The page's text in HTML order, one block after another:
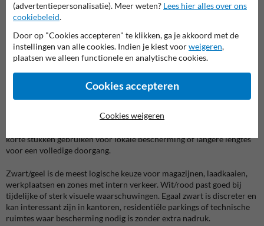
Alleen de beschadigde hoek beschermen en gelijkaardige
risicopunten vergeten
Door vooraf per zone te kijken naar passage, zichtbaarheid en
contacthoogte, kies je sneller de juiste uitvoering en kleurstelling.
Uitvoering en zichtbaarheid
De buitenmaat 26x26mm maakt dit type E geschikt voor kleinere
19x19mm helpt om het profiel netjes rond een hoek of rand te
korte stukken gebruiken voor lokale bescherming of langere lengtes
voor een volledige doorgang.
Zwart/geel is de meest logische keuze voor magazijnen, laadkaaien,
werkplaatsen en zones met intern verkeer. Wit/rood past goed bij
tijdelijke of sterk visuele waarschuwingen. Egaal zwart is discreter en
kan interessant zijn in kantoren, residentiële parkings of technische
ruimtes waar bescherming nodig is zonder extra nadruk.
(advertentiepersonalisatie). Meer weten? Lees hier alles over ons
cookiebeleid.
Door op "Cookies accepteren" te klikken, ga je akkoord met de
instellingen van alle cookies. Indien je kiest voorweigeren,
plaatsen we alleen functionele en analytische cookies.
Cookies accepteren
Cookies weigeren